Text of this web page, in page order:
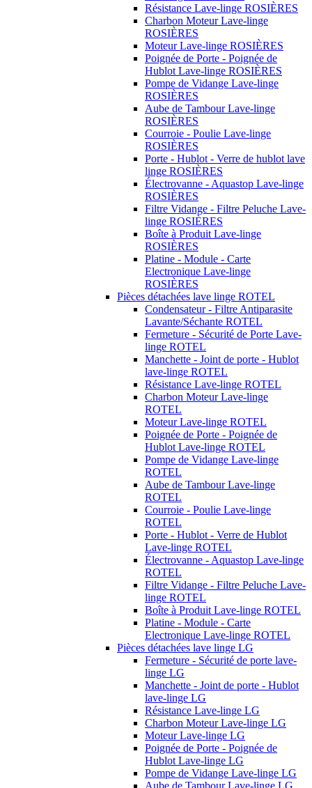
Résistance Lave-linge ROSIÈRES
Charbon Moteur Lave-linge
ROSIÈRES
Moteur Lave-linge ROSIÈRES
Poignée de Porte - Poignée de
Hublot Lave-linge ROSIÈRES
Pompe de Vidange Lave-linge
ROSIÈRES
Aube de Tambour Lave-linge
ROSIÈRES
Courroie - Poulie Lave-linge
ROSIÈRES
Porte - Hublot - Verre de hublot lave
linge ROSIÈRES
Électrovanne - Aquastop Lave-linge
ROSIÈRES
Filtre Vidange - Filtre Peluche Lave-
linge ROSIÈRES
Boîte à Produit Lave-linge
ROSIÈRES
Platine - Module - Carte
Electronique Lave-linge
ROSIÈRES
Pièces détachées lave linge ROTEL
Condensateur - Filtre Antiparasite
Lavante/Séchante ROTEL
Fermeture - Sécurité de Porte Lave-
linge ROTEL
Manchette - Joint de porte - Hublot
lave-linge ROTEL
Résistance Lave-linge ROTEL
Charbon Moteur Lave-linge
ROTEL
Moteur Lave-linge ROTEL
Poignée de Porte - Poignée de
Hublot Lave-linge ROTEL
Pompe de Vidange Lave-linge
ROTEL
Aube de Tambour Lave-linge
ROTEL
Courroie - Poulie Lave-linge
ROTEL
Porte - Hublot - Verre de Hublot
Lave-linge ROTEL
Électrovanne - Aquastop Lave-linge
ROTEL
Filtre Vidange - Filtre Peluche Lave-
linge ROTEL
Boîte à Produit Lave-linge ROTEL
Platine - Module - Carte
Electronique Lave-linge ROTEL
Pièces détachées lave linge LG
Fermeture - Sécurité de porte lave-
linge LG
Manchette - Joint de porte - Hublot
lave-linge LG
Résistance Lave-linge LG
Charbon Moteur Lave-linge LG
Moteur Lave-linge LG
Poignée de Porte - Poignée de
Hublot Lave-linge LG
Pompe de Vidange Lave-linge LG
Aube de Tambour Lave-linge LG